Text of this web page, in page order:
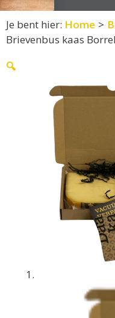
Je bent hier: Home >
Brievenbus kaas
🔍